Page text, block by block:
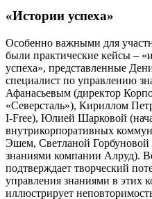
«Истории успеха»
Особенно важными для
были практические кейсы –
успеха», представленные
специалист по управлению
Афанасьевым (директор
«Северсталь»), Кириллом
I-Free), Юлией Шарковой
внутрикорпоративных
Эшем, Светланой
знаниями компании Алруд).
подтверждает творческий
управления знаниями в этих
иллюстрирует